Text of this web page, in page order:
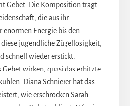
Gebet. Die Komposition trägt
die aus ihr
enormen Energie bis den
jugendliche Zügellosigkeit,
schnell wieder erstickt.
Gebet wirken, quasi das erhitzte
Diana Schnierer hat das
wie erschrocken Sarah